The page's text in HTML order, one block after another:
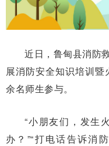
近日，鲁甸县消防
展消防安全知识培训
余名师生参与。
“小朋友们，发生
办？”“打电话告诉消